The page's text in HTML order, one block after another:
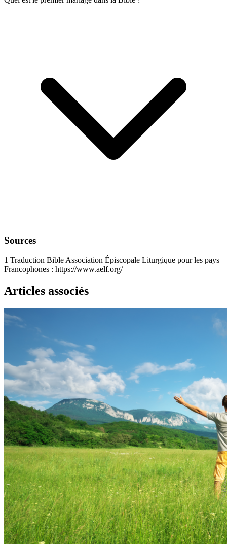
Sources
1 Traduction Bible Association Épiscopale Liturgique pour les pays
Francophones : https://www.aelf.org/
Articles associés